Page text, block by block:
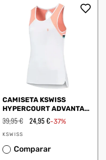
CAMISETA KSWISS
HYPERCOURT ADVANTAGE
3 BLANCO
Precio
habitual
39,95 € Precio
24,95 €-37%
Proveedor:
KSWISS
Comparar